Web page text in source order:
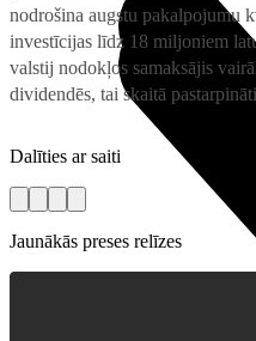
nodrošina augstu pakalpojumu
investīcijas līdz 18 miljoniem
valstij nodokļos samaksājis
dividendēs, tai skaitā
Dalīties ar saiti
Jaunākās preses relīzes